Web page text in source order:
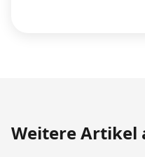
Weitere Artikel